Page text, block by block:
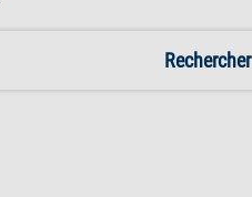
Rechercher